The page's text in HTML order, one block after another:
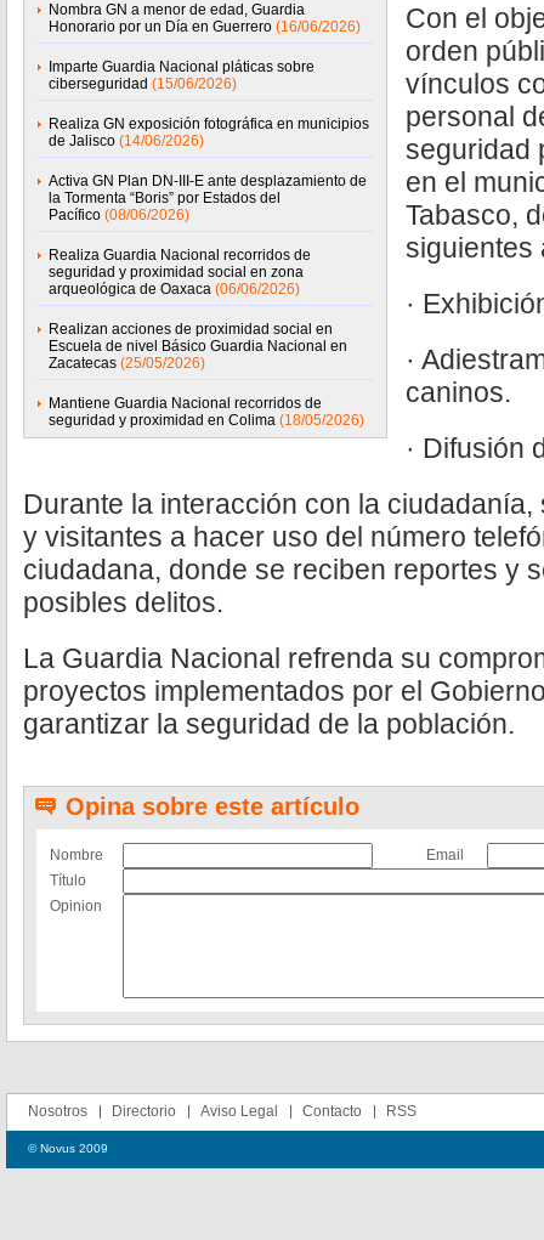
Nombra GN a menor de edad, Guardia
Honorario por un Día en Guerrero (16/06/2026)
Imparte Guardia Nacional pláticas sobre
ciberseguridad (15/06/2026)
Realiza GN exposición fotográfica en municipios
de Jalisco (14/06/2026)
Activa GN Plan DN-III-E ante desplazamiento de
la Tormenta “Boris” por Estados del
Pacífico (08/06/2026)
Realiza Guardia Nacional recorridos de
seguridad y proximidad social en zona
arqueológica de Oaxaca (06/06/2026)
Realizan acciones de proximidad social en
Escuela de nivel Básico Guardia Nacional en
Zacatecas (25/05/2026)
Mantiene Guardia Nacional recorridos de
seguridad y proximidad en Colima (18/05/2026)
Con el
orden
vínculos
personal
seguridad
en el
Tabasco,
siguientes
·
·
caninos.
· Difusión
Durante la interacción con la
y visitantes a hacer uso del número
ciudadana, donde se reciben reportes y
posibles delitos.
La Guardia Nacional refrenda su
proyectos implementados por el
garantizar la seguridad de la población.
Opina sobre este artículo
Nombre
Email
Título
Opinion
Nosotros Directorio Aviso Legal Contacto RSS
© Novus 2009